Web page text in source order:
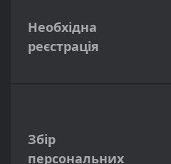
Необхідна
реєстрація
Збір
персональних